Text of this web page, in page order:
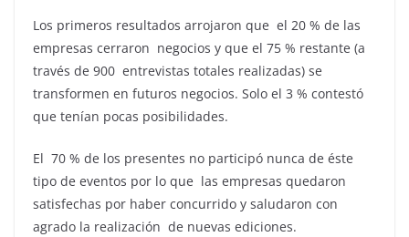
Los primeros resultados arrojaron que el 20 % de las
empresas cerraron negocios y que el 75 % restante (a
través de 900 entrevistas totales realizadas) se
transformen en futuros negocios. Solo el 3 % contestó
que tenían pocas posibilidades.
El 70 % de los presentes no participó nunca de éste
tipo de eventos por lo que las empresas quedaron
satisfechas por haber concurrido y saludaron con
agrado la realización de nuevas ediciones.